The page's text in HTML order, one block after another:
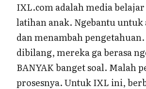
IXL.com adalah media
latihan anak. Ngebantu
dan menambah pengetahuan.
dibilang, mereka ga berasa
BANYAK banget soal. Malah
prosesnya. Untuk IXL ini,